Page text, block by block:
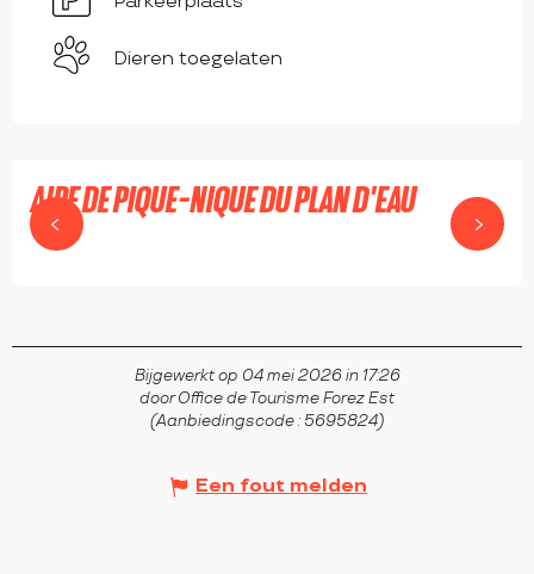
Dieren toegelaten
AIRE DE PIQUE-NIQUE DU PLAN D'EAU
SAINT-CYR-DE-VALORGES
Bijgewerkt op 04 mei 2026 in 17:26
door Office de Tourisme Forez Est
(Aanbiedingscode : 5695824)
Een fout melden